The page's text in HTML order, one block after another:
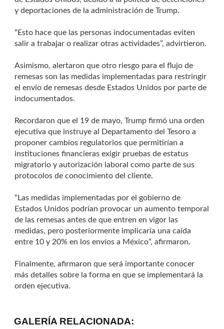
y deportaciones de la administración de Trump.
“Esto hace que las personas indocumentadas eviten
salir a trabajar o realizar otras actividades”, advirtieron.
Asimismo, alertaron que otro riesgo para el flujo de
remesas son las medidas implementadas para restringir
el envío de remesas desde Estados Unidos por parte de
indocumentados.
Recordaron que el 19 de mayo, Trump firmó una orden
ejecutiva que instruye al Departamento del Tesoro a
proponer cambios regulatorios que permitirían a
instituciones financieras exigir pruebas de estatus
migratorio y autorización laboral como parte de sus
protocolos de conocimiento del cliente.
“Las medidas implementadas por el gobierno de
Estados Unidos podrían provocar un aumento temporal
de las remesas antes de que entren en vigor las
medidas, pero posteriormente implicaría una caída
entre 10 y 20% en los envíos a México”, afirmaron.
Finalmente, afirmaron que será importante conocer
más detalles sobre la forma en que se implementará la
orden ejecutiva.
GALERÍA RELACIONADA: